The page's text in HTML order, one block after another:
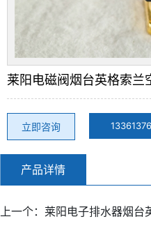
莱阳电磁阀烟台英格索兰
立即咨询
产品详情
上一个： 莱阳电子排水器烟台